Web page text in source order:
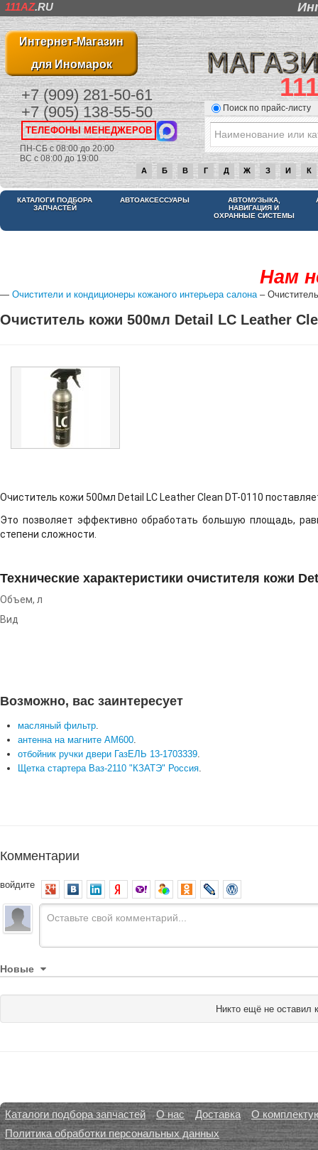
111AZ.RU
Интернет-Магазин
для Иномарок
+7 (909) 281-50-61
+7 (905) 138-55-50
ТЕЛЕФОНЫ МЕНЕДЖЕРОВ
ПН-СБ с 08:00 до 20:00
ВС с 08:00 до 19:00
Поиск по прайс-листу
А Б В Г Д Ж З И К
КАТАЛОГИ ПОДБОРА
ЗАПЧАСТЕЙ
АВТОАКСЕССУАРЫ
АВТОМУЗЫКА,
НАВИГАЦИЯ И
ОХРАННЫЕ СИСТЕМЫ
Нам
— Очистители и кондиционеры кожаного интерьера салона–
Очиститель кожи 500мл Detail LC Leather
Очиститель кожи 500мл Detail LC Leather Clean DT-0110
Это позволяет эффективно обработать большую площадь,
степени сложности.
Технические характеристики очистителя кожи
Объем, л
Вид
Возможно, вас заинтересует
масляный фильтр.
антенна на магните АМ600.
отбойник ручки двери ГазЕЛЬ 13-1703339.
Щетка стартера Ваз-2110 "КЗАТЭ" Россия.
Комментарии
войдите
Новые
Никто ещё не оставил
Каталоги подбора запчастей О нас Доставка
О
Политика обработки персональных данных